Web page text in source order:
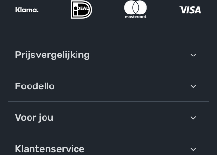
Prijsvergelijking
Foodello
Voor jou
Klantenservice